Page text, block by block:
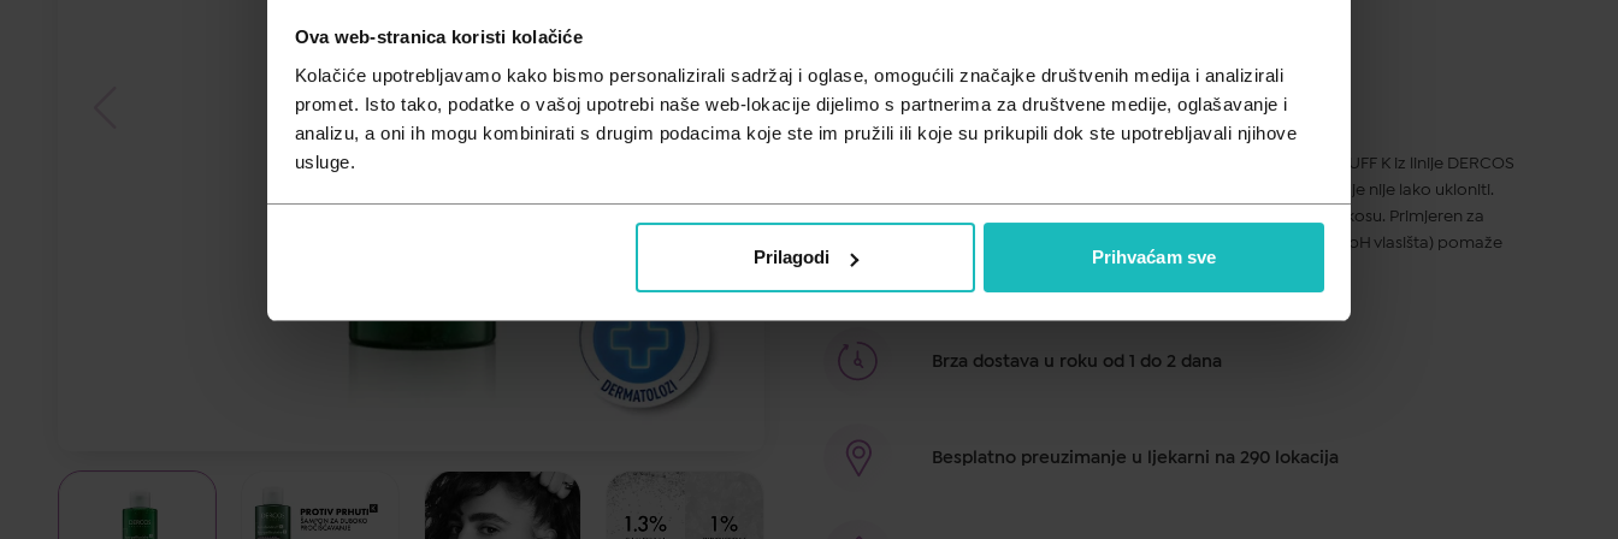
Ova web-stranica koristi kolačiće
Kolačiće upotrebljavamo kako bismo personalizirali sadržaj i oglase, omogućili značajke društvenih medija i analizirali
promet. Isto tako, podatke o vašoj upotrebi naše web-lokacije dijelimo s partnerima za društvene medije, oglašavanje i
analizu, a oni ih mogu kombinirati s drugim podacima koje ste im pružili ili koje su prikupili dok ste upotrebljavali njihove
usluge.
Prilagodi Prihvaćam sve
Cijena za j.m.:74,52 €/l
Unesi kod SUMMER25 za 25% popusta
Zahvaljujući nježnoj piling formuli, šampon protiv prhuti ANTI DANDRUFF K iz linije DERCOS
uklanja prhut, višak sebuma i ostatke proizvoda za njegu, čak i one koje nije lako ukloniti.
Šampon je hipoalergen te je ispitan na osjetljivom vlasištu, za masnu kosu. Primjeren za
svakodnevnu upotrebu. Njegova formula pH vrijednosti 5,5 (prirodni pH vlasišta) pomaže
uravnotežiti mikrobiom vlasišta.
Brza dostava u roku od 1 do 2 dana
Besplatno preuzimanje u ljekarni na 290 lokacija